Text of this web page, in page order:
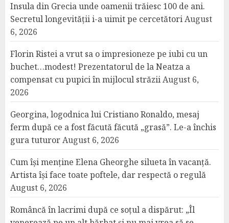
Insula din Grecia unde oamenii trăiesc 100 de ani.
Secretul longevității i-a uimit pe cercetătoriAugust
6, 2026
Florin Ristei a vrut sa o impresioneze pe iubi cu un
buchet…modest! Prezentatorul de la Neatza a
compensat cu pupici în mijlocul străziiAugust 6,
2026
Georgina, logodnica lui Cristiano Ronaldo, mesaj
ferm după ce a fost făcută făcută „grasă”. Le-a închis
gura tuturorAugust 6, 2026
Cum își menține Elena Gheorghe silueta în vacanță.
Artista își face toate poftele, dar respectă o regulă
August 6, 2026
Româncă în lacrimi după ce soțul a dispărut: „Îl